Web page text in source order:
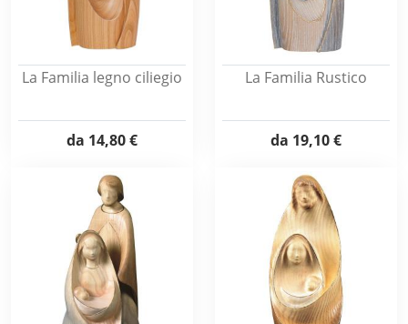
La Familia legno ciliegio
da 14,80 €
La Familia Rustico
da 19,10 €